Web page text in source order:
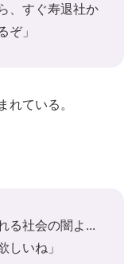
、すぐ寿退社か
ぞ」
ている。
る社会の闇よ...
しいね」